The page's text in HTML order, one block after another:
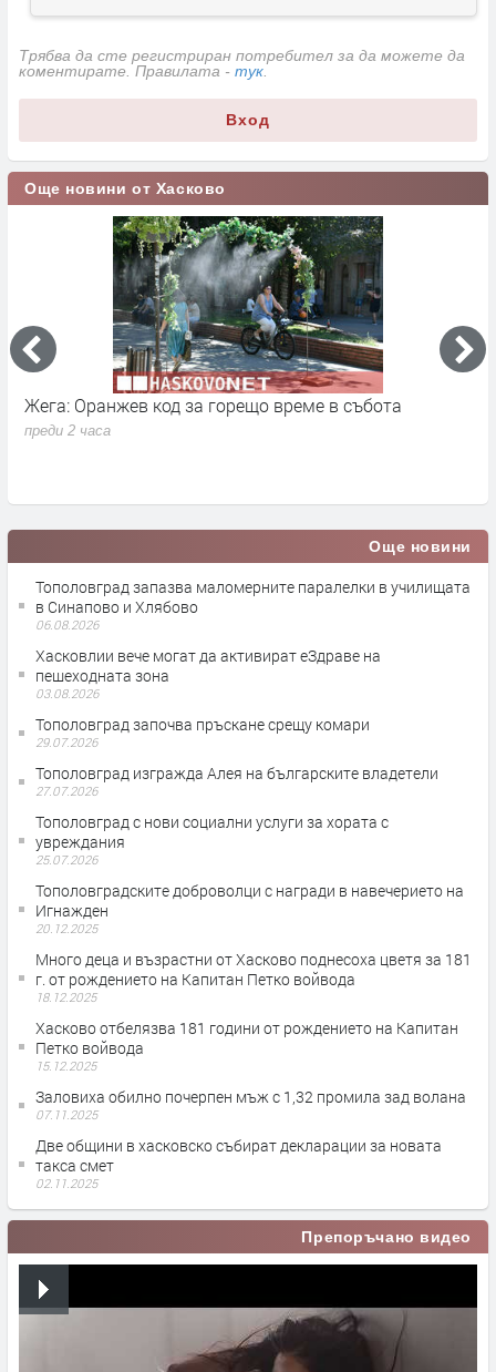
Трябва да сте регистриран потребител за да можете да
коментирате. Правилата - тук.
Вход
Още новини от Хасково
Жега: Оранжев код за горещо време в събота
преди 2 часа
Още новини
Тополовград запазва маломерните паралелки в училищата
в Синапово и Хлябово
06.08.2026
Хасковлии вече могат да активират еЗдраве на
пешеходната зона
03.08.2026
Тополовград започва пръскане срещу комари
29.07.2026
Тополовград изгражда Алея на българските владетели
27.07.2026
Тополовград с нови социални услуги за хората с
увреждания
25.07.2026
Тополовградските доброволци с награди в навечерието на
Игнажден
20.12.2025
Много деца и възрастни от Хасково поднесоха цветя за 181
г. от рождението на Капитан Петко войвода
18.12.2025
Хасково отбелязва 181 години от рождението на Капитан
Петко войвода
15.12.2025
Заловиха обилно почерпен мъж с 1,32 промила зад волана
07.11.2025
Две общини в хасковско събират декларации за новата
такса смет
02.11.2025
Препоръчано видео